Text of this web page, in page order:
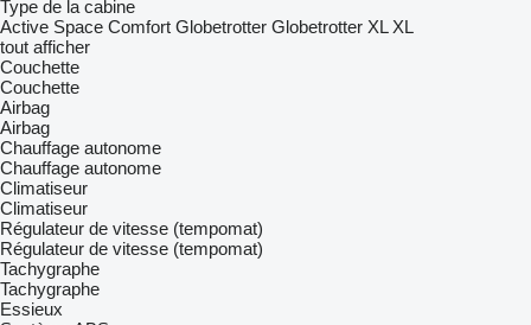
Type de la cabine
Active Space Comfort Globetrotter Globetrotter XL XL
tout afficher
Couchette
Couchette
Airbag
Airbag
Chauffage autonome
Chauffage autonome
Climatiseur
Climatiseur
Régulateur de vitesse (tempomat)
Régulateur de vitesse (tempomat)
Tachygraphe
Tachygraphe
Essieux